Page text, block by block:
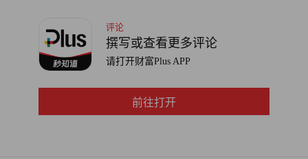
评论
撰写或查看更多评论
请打开财富Plus APP
前往打开